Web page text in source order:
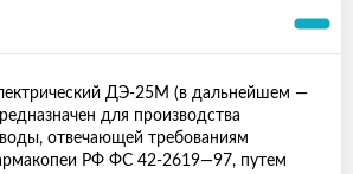
ДЭ-25М (в дальнейшем —
для производства
отвечающей требованиям
РФ ФС 42-2619—97, путем